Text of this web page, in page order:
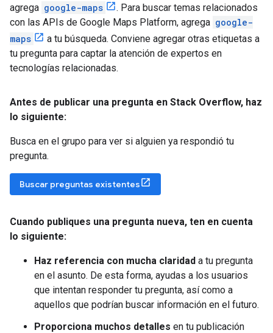
agrega google-maps
. Para buscar temas relacionados
con las APIs de Google Maps Platform, agrega google-
maps
a tu búsqueda. Conviene agregar otras etiquetas a
tu pregunta para captar la atención de expertos en
tecnologías relacionadas.
Antes de publicar una pregunta en Stack Overflow, haz
lo siguiente:
Busca en el grupo para ver si alguien ya respondió tu
pregunta.
Buscar preguntas existentes
Cuando publiques una pregunta nueva, ten en cuenta
lo siguiente:
Haz referencia con mucha claridad a tu pregunta
en el asunto. De esta forma, ayudas a los usuarios
que intentan responder tu pregunta, así como a
aquellos que podrían buscar información en el futuro.
Proporciona muchos detalles en tu publicación